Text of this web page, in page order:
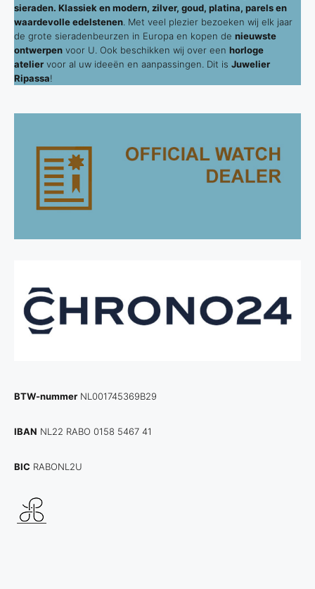
sieraden. Klassiek en modern, zilver, goud, platina, parels en
waardevolle edelstenen . Met veel plezier bezoeken wij elk jaar
de grote sieradenbeurzen in Europa en kopen de nieuwste
ontwerpen voor U. Ook beschikken wij over een horloge
atelier voor al uw ideeën en aanpassingen. Dit is Juwelier
Ripassa!
BTW-nummer NL001745369B29
IBAN NL22 RABO 0158 5467 41
BIC RABONL2U